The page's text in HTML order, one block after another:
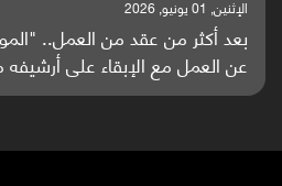
الإثنين, 01 يونيو, 2026
بعد أكثر من عقد من العمل..
عن العمل مع الإبقاء على أرشيفه